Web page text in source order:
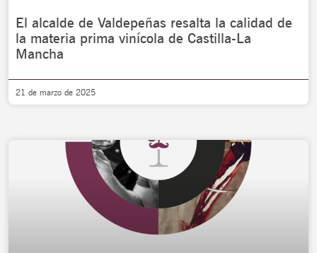
El alcalde de Valdepeñas resalta la calidad de
la materia prima vinícola de Castilla-La
Mancha
21 de marzo de 2025